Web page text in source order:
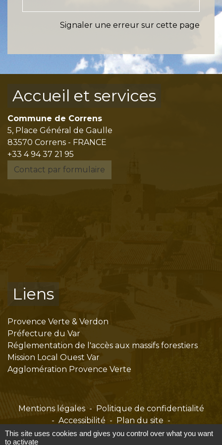
Signaler une erreur sur cette page
Accueil et services
Commune de Correns
5, Place Général de Gaulle
83570 Correns - FRANCE
+33 4 94 37 21 95
Contact par formulaire
Liens
Provence Verte & Verdon
Préfecture du Var
Réglementation de l'accès aux massifs forestiers
Mission Local Ouest Var
Agglomération Provence Verte
Mentions légales - Politique de confidentialité
- Accessibilité - Plan du site -
Gestion des cookies
This site uses cookies and gives you control over what you want
to activate